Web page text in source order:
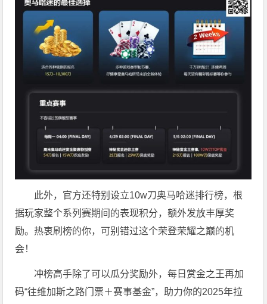
此外，官方还特别设立10w刀奥马哈迷排行榜，根
据玩家整个系列赛期间的表现积分，额外发放丰厚奖
励。热衷刷榜的你，可别错过这个荣登荣耀之巅的机
会！
冲榜高手除了可以瓜分奖励外，每日赏金之王再加
码“往维加斯之路门票＋赛事基金”，助力你的2025年拉